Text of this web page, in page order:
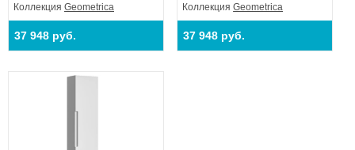
Коллекция Geometrica
37 948 руб.
КоллекцияGeometrica
37 948 руб.